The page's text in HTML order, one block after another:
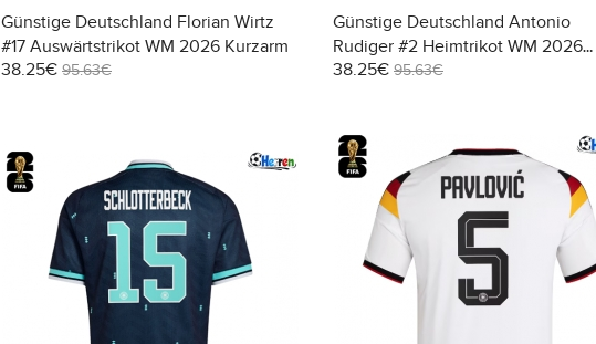
Günstige Deutschland Florian Wirtz
#17 Auswärtstrikot WM 2026 Kurzarm
38.25€ 95.63€
Günstige Deutschland Antonio
Rudiger #2 Heimtrikot WM 2026
Kurzarm
38.25€ 95.63€